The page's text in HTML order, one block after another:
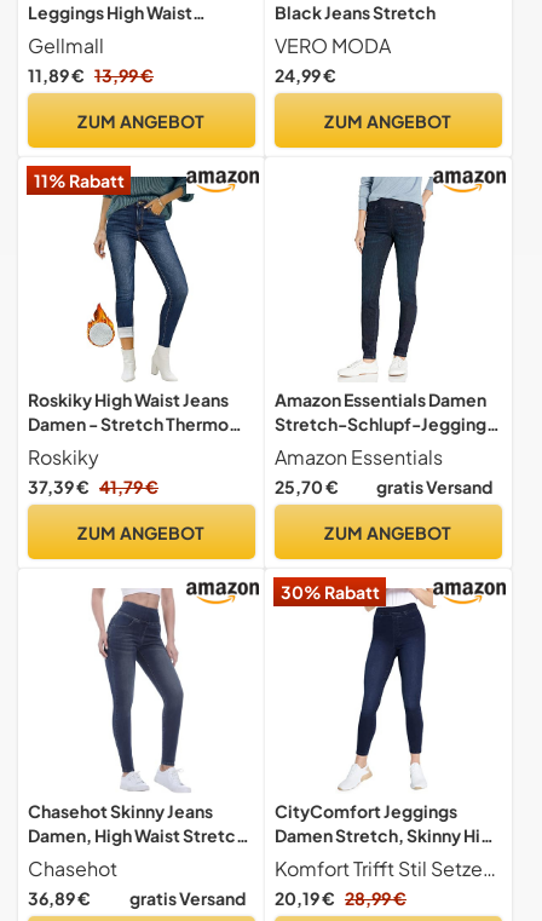
Leggings High Waist
Jeggings Elastic Jeans
Frauen Lange Skinny Hosen
Treggings Yogahose
Gellmall
11,89 € 13,99 €
ZUM ANGEBOT
Black Jeans Stretch
VERO MODA
24,99 €
ZUM ANGEBOT
11% Rabatt
Roskiky High Waist Jeans
Damen - Stretch Thermo
Leggings, Mom Jeans,
Jeanshose - Dunkelblau M
Roskiky
37,39 € 41,79 €
ZUM ANGEBOT
Amazon Essentials Damen
Stretch-Schlupf-Jeggings
mit mittlerer Leibhöhe -
Auslaufmodell, Dunkle
Waschung, 44
Amazon Essentials
25,70 € gratis Versand
ZUM ANGEBOT
Chasehot Skinny Jeans
Damen, High Waist Stretch
Jeggings Damen mit 4
Taschen Jeans Leggings
Damen Jeanshose zum
Chasehot
36,89 € gratis Versand
30% Rabatt
CityComfort Jeggings
Damen Stretch, Skinny High
Waist Jeans Damen Bequem
& Dehnbar (Indigo Blau, 40-
42 EU)
Komfort Trifft Stil Setzen Sie ein Modestatement mit unseren stilvollen Jeggings für Damen. Aus dehnbarem Denim gefertigt, betonen unsere figurbetonten Damen Jeggings Ihre Kurven und sind gleichzeitig bequem zu tragen. Bleiben Sie modisch entspannt mit unseren Jeans Leggings von CityComfort!
20,19 € 28,99 €